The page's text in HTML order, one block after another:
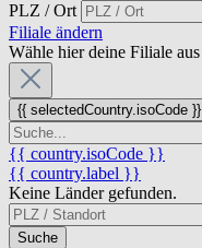
PLZ / Ort
Filiale ändern
Wähle hier deine Filiale aus
{{ selectedCountry.isoCode }}
{{ country.isoCode }}
{{ country.label }}
Keine Länder gefunden.
Suche